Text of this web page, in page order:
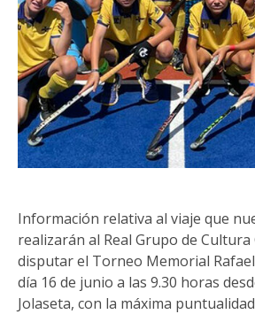
Información relativa al viaje que
realizarán al Real Grupo de
disputar el Torneo Memorial
día 16 de junio a las 9.30 horas
Jolaseta, con la máxima